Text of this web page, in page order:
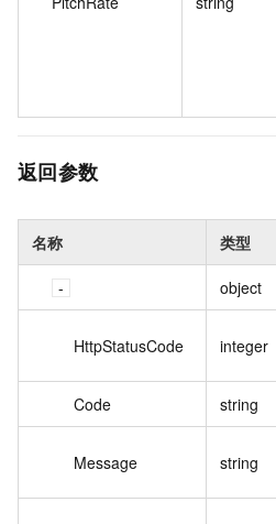
返回参数
名称 类型
object
HttpStatusCode integer
Code string
Message string